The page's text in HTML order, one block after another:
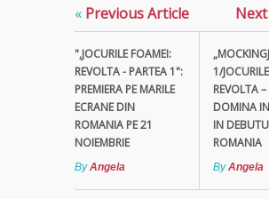
« Previous Article
",JOCURILE FOAMEI:
REVOLTA - PARTEA 1":
PREMIERA PE MARILE
ECRANE DIN
ROMANIA PE 21
NOIEMBRIE
ByAngela
1/
REVOLTA
DOMINA
IN
ROMANIA
ByAngela